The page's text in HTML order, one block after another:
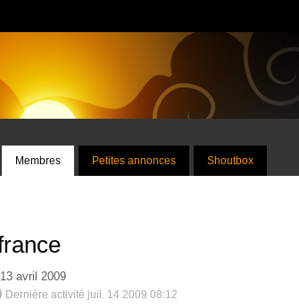
Membres Petites annonces Shoutbox
avril 2009
Dernière activité juil. 14 2009 08:12